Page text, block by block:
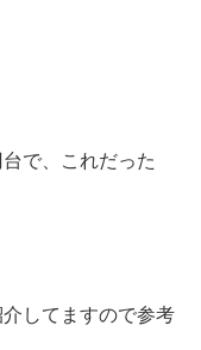
で、これだった
してますので参考